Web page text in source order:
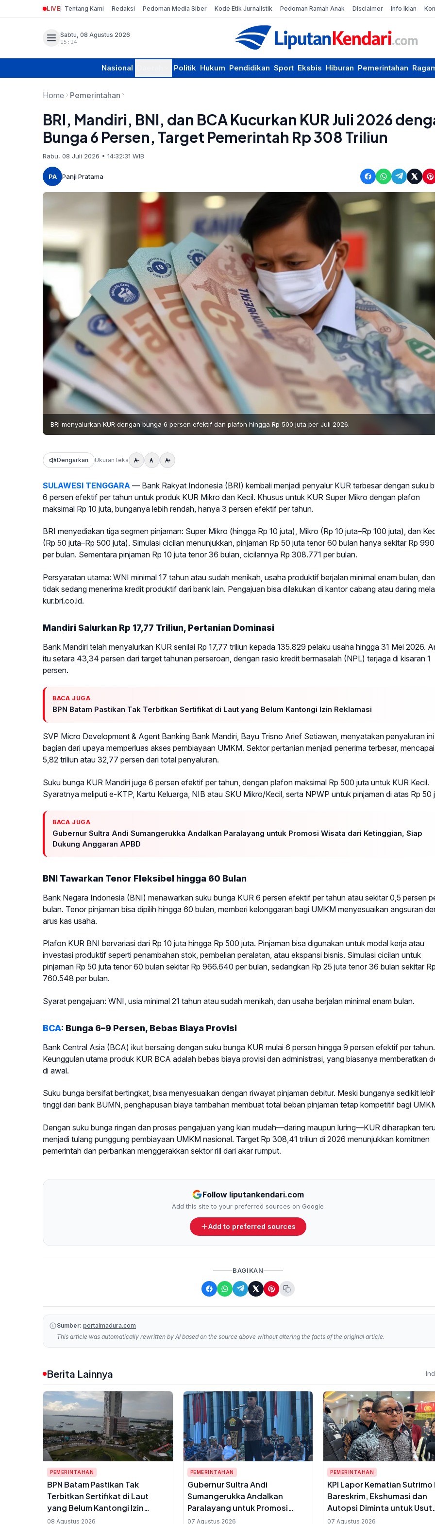
LIVE Tentang Kami Redaksi Pedoman Media Siber Kode Etik Jurnalistik Pedoman Ramah Anak Disclaimer Info Iklan
Sabtu, 08 Agustus 2026
15:14
Nasional Politik Hukum Pendidikan Sport Eksbis Hiburan Pemerintahan
Home Pemerintahan
BRI, Mandiri, BNI, dan BCA Kucurkan KUR Juli 2026
Bunga 6 Persen, Target Pemerintah Rp 308 Triliun
Rabu, 08 Juli 2026 • 14:32:31 WIB
PA Panji Pratama
BRI menyalurkan KUR dengan bunga 6 persen efektif dan plafon hingga Rp 500 juta per Juli 2026.
Dengarkan Ukuran teks
SULAWESI TENGGARA — Bank Rakyat Indonesia (BRI) kembali menjadi penyalur KUR terbesar dengan suku
6 persen efektif per tahun untuk produk KUR Mikro dan Kecil. Khusus untuk KUR Super Mikro dengan plafon
maksimal Rp 10 juta, bunganya lebih rendah, hanya 3 persen efektif per tahun.
BRI menyediakan tiga segmen pinjaman: Super Mikro (hingga Rp 10 juta), Mikro (Rp 10 juta–Rp 100 juta), dan
(Rp 50 juta–Rp 500 juta). Simulasi cicilan menunjukkan, pinjaman Rp 50 juta tenor 60 bulan hanya sekitar Rp
per bulan. Sementara pinjaman Rp 10 juta tenor 36 bulan, cicilannya Rp 308.771 per bulan.
Persyaratan utama: WNI minimal 17 tahun atau sudah menikah, usaha produktif berjalan minimal enam bulan, dan
tidak sedang menerima kredit produktif dari bank lain. Pengajuan bisa dilakukan di kantor cabang atau daring
kur.bri.co.id.
Mandiri Salurkan Rp 17,77 Triliun, Pertanian Dominasi
Bank Mandiri telah menyalurkan KUR senilai Rp 17,77 triliun kepada 135.829 pelaku usaha hingga 31 Mei 2026.
itu setara 43,34 persen dari target tahunan perseroan, dengan rasio kredit bermasalah (NPL) terjaga di kisaran 1
persen.
BACA JUGA
BPN Batam Pastikan Tak Terbitkan Sertifikat di Laut yang Belum Kantongi Izin Reklamasi
SVP Micro Development & Agent Banking Bank Mandiri, Bayu Trisno Arief Setiawan, menyatakan penyaluran ini
bagian dari upaya memperluas akses pembiayaan UMKM. Sektor pertanian menjadi penerima terbesar,
5,82 triliun atau 32,77 persen dari total penyaluran.
Suku bunga KUR Mandiri juga 6 persen efektif per tahun, dengan plafon maksimal Rp 500 juta untuk KUR Kecil.
Syaratnya meliputi e-KTP, Kartu Keluarga, NIB atau SKU Mikro/Kecil, serta NPWP untuk pinjaman di atas Rp 50
BACA JUGA
Gubernur Sultra Andi Sumangerukka Andalkan Paralayang untuk Promosi Wisata dari Ketinggian, Siap
Dukung Anggaran APBD
BNI Tawarkan Tenor Fleksibel hingga 60 Bulan
Bank Negara Indonesia (BNI) menawarkan suku bunga KUR 6 persen efektif per tahun atau sekitar 0,5 persen
bulan. Tenor pinjaman bisa dipilih hingga 60 bulan, memberi kelonggaran bagi UMKM menyesuaikan angsuran
arus kas usaha.
Plafon KUR BNI bervariasi dari Rp 10 juta hingga Rp 500 juta. Pinjaman bisa digunakan untuk modal kerja atau
investasi produktif seperti penambahan stok, pembelian peralatan, atau ekspansi bisnis. Simulasi cicilan untuk
pinjaman Rp 50 juta tenor 60 bulan sekitar Rp 966.640 per bulan, sedangkan Rp 25 juta tenor 36 bulan sekitar Rp
760.548 per bulan.
Syarat pengajuan: WNI, usia minimal 21 tahun atau sudah menikah, dan usaha berjalan minimal enam bulan.
BCA: Bunga 6–9 Persen, Bebas Biaya Provisi
Bank Central Asia (BCA) ikut bersaing dengan suku bunga KUR mulai 6 persen hingga 9 persen efektif per tahun.
Keunggulan utama produk KUR BCA adalah bebas biaya provisi dan administrasi, yang biasanya memberatkan
di awal.
Suku bunga bersifat bertingkat, bisa menyesuaikan dengan riwayat pinjaman debitur. Meski bunganya sedikit
tinggi dari bank BUMN, penghapusan biaya tambahan membuat total beban pinjaman tetap kompetitif bagi
Dengan suku bunga ringan dan proses pengajuan yang kian mudah—daring maupun luring—KUR diharapkan
menjadi tulang punggung pembiayaan UMKM nasional. Target Rp 308,41 triliun di 2026 menunjukkan komitmen
pemerintah dan perbankan menggerakkan sektor riil dari akar rumput.
Follow liputankendari.com
Add this site to your preferred sources on Google
Add to preferred sources
BAGIKAN
Sumber: portalmadura.com
This article was automatically rewritten by AI based on the source above without altering the facts of the original article.
Berita Lainnya
PEMERINTAHAN
BPN Batam Pastikan Tak
Terbitkan Sertifikat di Laut
yang Belum Kantongi Izin
Reklamasi
08 Agustus 2026
PEMERINTAHAN
Gubernur Sultra Andi
Sumangerukka Andalkan
Paralayang untuk Promosi
Wisata dari Ketinggian, Siap
07 Agustus 2026
PEMERINTAHAN
KPI Lapor Kematian Sutrimo
Bareskrim, Ekshumasi dan
Autopsi Diminta untuk Usut
Dugaan Pembunuhan
07 Agustus 2026